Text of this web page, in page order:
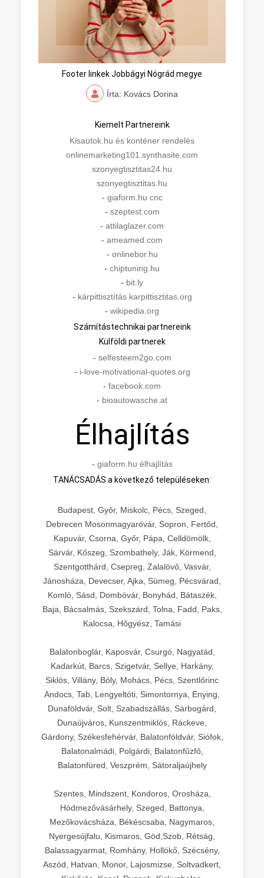
Footer linkek Jobbágyi Nógrád megye
Írta: Kovács Dorina
Kiemelt Partnereink
Kisautok.hu és konténer rendelés
onlinemarketing101.synthasite.com
szonyegtisztitas24.hu
szonyegtisztitas.hu
- giaform.hu cnc
- szeptest.com
- attilaglazer.com
- ameamed.com
- onlinebor.hu
- chiptuning.hu
- bit.ly
- kárpittisztítás karpittisztitas.org
- wikipedia.org
Számítástechnikai partnereink
Külföldi partnerek
- selfesteem2go.com
- i-love-motivational-quotes.org
- facebook.com
- bioautowasche.at
Élhajlítás
- giaform.hu élhajlítás
TANÁCSADÁS a következő településeken:
Budapest, Győr, Miskolc, Pécs, Szeged,
Debrecen Mosonmagyaróvár, Sopron, Fertőd,
Kapuvár, Csorna, Győr, Pápa, Celldömölk,
Sárvár, Kőszeg, Szombathely, Ják, Körmend,
Szentgotthárd, Csepreg, Zalalövő, Vasvár,
Jánosháza, Devecser, Ajka, Sümeg, Pécsvárad,
Komló, Sásd, Dombóvár, Bonyhád, Bátaszék,
Baja, Bácsalmás, Szekszárd, Tolna, Fadd, Paks,
Kalocsa, Hőgyész, Tamási
Balatonboglár, Kaposvár, Csurgó, Nagyatád,
Kadarkút, Barcs, Szigetvár, Sellye, Harkány,
Siklós, Villány, Bóly, Mohács, Pécs, Szentlőrinc
Andocs, Tab, Lengyeltóti, Simontornya, Enying,
Dunaföldvár, Solt, Szabadszállás, Sárbogárd,
Dunaújváros, Kunszentmiklós, Ráckeve,
Gárdony, Székesfehérvár, Balatonföldvár, Siófok,
Balatonalmádi, Polgárdi, Balatonfűzfő,
Balatonfüred, Veszprém, Sátoraljaújhely
Szentes, Mindszent, Kondoros, Orosháza,
Hódmezővásárhely, Szeged, Battonya,
Mezőkovácsháza, Békéscsaba, Nagymaros,
Nyergesújfalu, Kismaros, Göd,Szob, Rétság,
Balassagyarmat, Romhány, Hollókő, Szécsény,
Aszód, Hatvan, Monor, Lajosmizse, Soltvadkert,